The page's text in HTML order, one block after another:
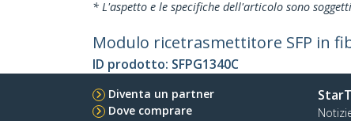
* L'aspetto e le specifiche dell'articolo sono
Modulo ricetrasmettitore SFP in
ID prodotto: SFPG1340C
Diventa un partner
Dove comprare